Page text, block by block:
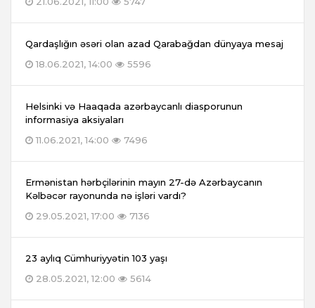
Qardaşlığın əsəri olan azad Qarabağdan dünyaya mesaj
18.06.2021, 14:00
5596
Helsinki və Haaqada azərbaycanlı diasporunun
informasiya aksiyaları
11.06.2021, 14:00
7496
Ermənistan hərbçilərinin mayın 27-də Azərbaycanın
Kəlbəcər rayonunda nə işləri vardı?
29.05.2021, 17:00
7136
23 aylıq Cümhuriyyətin 103 yaşı
28.05.2021, 12:00
5614